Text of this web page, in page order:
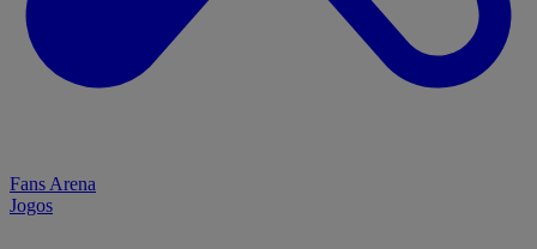
Fans Arena
Jogos